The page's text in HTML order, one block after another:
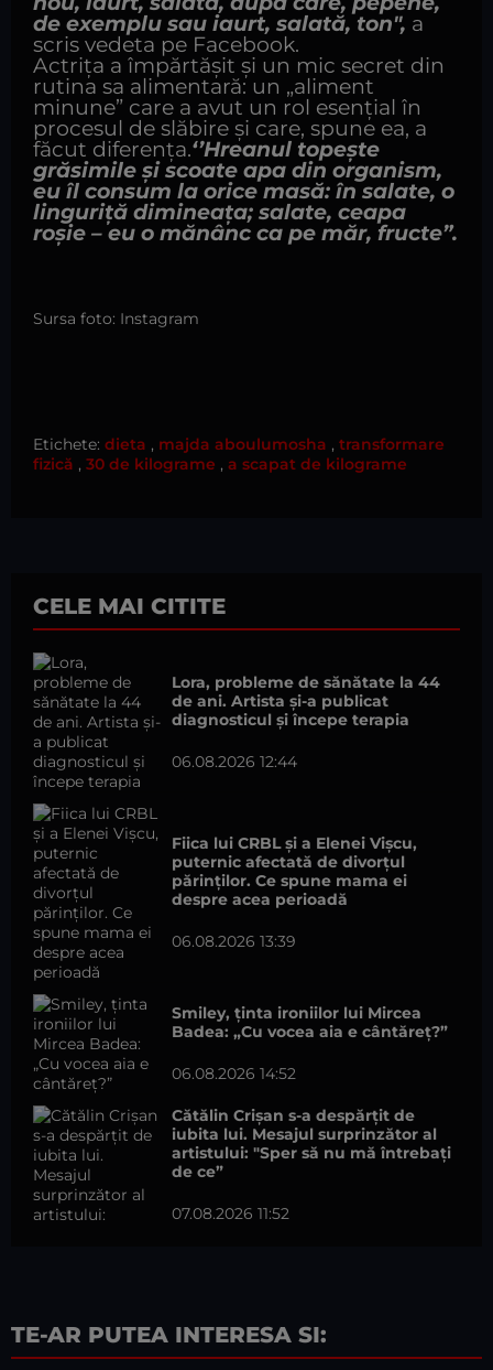
de exemplu sau iaurt, salată, ton", a
scris vedeta pe Facebook.
Actrița a împărtășit și un mic secret din
rutina sa alimentară: un „aliment
minune” care a avut un rol esențial în
procesul de slăbire și care, spune ea, a
făcut diferența.‘’Hreanul topeşte
grăsimile şi scoate apa din organism,
eu îl consum la orice masă: în salate, o
linguriţă dimineaţa; salate, ceapa
roşie – eu o mănânc ca pe măr, fructe”.
Sursa foto: Instagram
Etichete: dieta , majda aboulumosha , transformare
fizică , 30 de kilograme , a scapat de kilograme
CELE MAI CITITE
Lora, probleme de sănătate la 44
de ani. Artista și-a publicat
diagnosticul și începe terapia
06.08.2026 12:44
Fiica lui CRBL și a Elenei Vișcu,
puternic afectată de divorțul
părinților. Ce spune mama ei
despre acea perioadă
06.08.2026 13:39
Smiley, ținta ironiilor lui Mircea
Badea: „Cu vocea aia e cântăreț?”
06.08.2026 14:52
Cătălin Crișan s-a despărțit de
iubita lui. Mesajul surprinzător al
artistului: "Sper să nu mă întrebați
de ce”
07.08.2026 11:52
TE-AR PUTEA INTERESA SI: